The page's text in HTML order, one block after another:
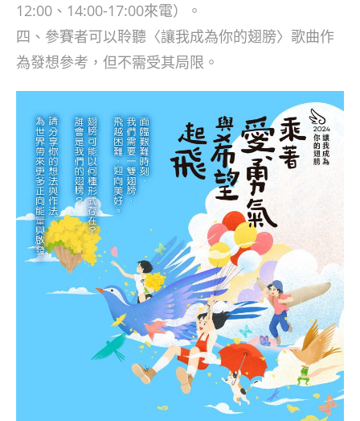
12:00、14:00-17:00來電）。
四、參賽者可以聆聽〈讓我成為你的翅膀〉歌曲作
為發想參考，但不需受其局限。